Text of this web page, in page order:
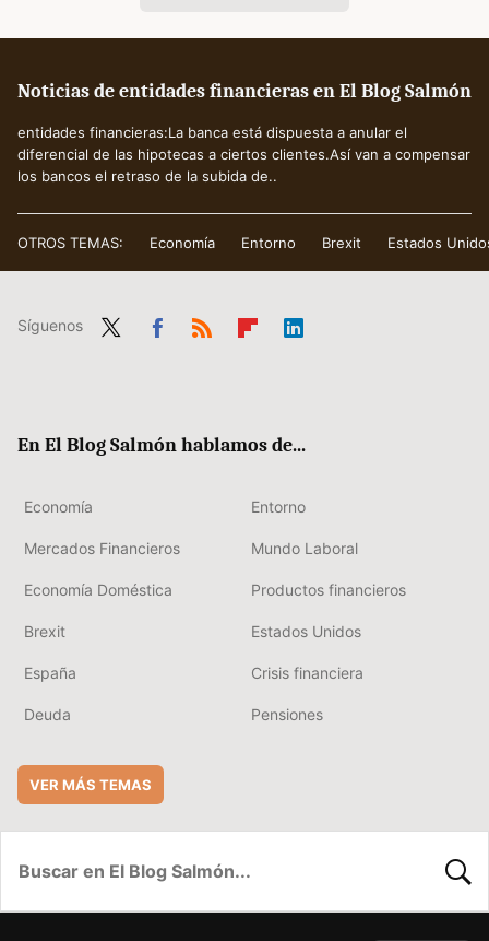
Noticias de entidades financieras en El Blog Salmón
entidades financieras:La banca está dispuesta a anular el
diferencial de las hipotecas a ciertos clientes.Así van a compensar
los bancos el retraso de la subida de..
OTROS TEMAS: Economía Entorno Brexit Estados
Síguenos
En El Blog Salmón hablamos de...
Economía Entorno
Mercados Financieros Mundo Laboral
Economía Doméstica Productos financieros
Brexit Estados Unidos
España Crisis financiera
Deuda Pensiones
VER MÁS TEMAS